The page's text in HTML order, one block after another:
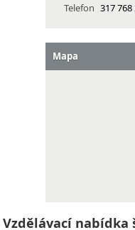
Telefon 317 768
Mapa
Vzdělávací